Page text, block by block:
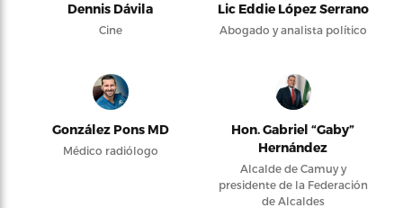
Dennis Dávila
Cine
Lic Eddie López Serrano
Abogado y analista político
González Pons MD
Médico radiólogo
Hon. Gabriel “Gaby”
Hernández
Alcalde de Camuy y
presidente de la Federación
de Alcaldes